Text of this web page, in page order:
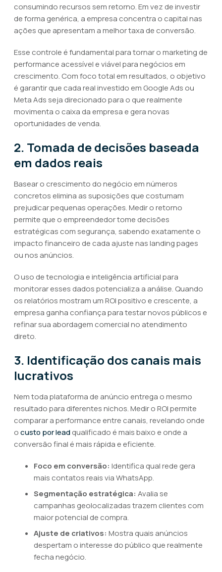
consumindo recursos sem retorno. Em vez de investir
de forma genérica, a empresa concentra o capital nas
ações que apresentam a melhor taxa de conversão.
Esse controle é fundamental para tornar o marketing de
performance acessível e viável para negócios em
crescimento. Com foco total em resultados, o objetivo
é garantir que cada real investido em Google Ads ou
Meta Ads seja direcionado para o que realmente
movimenta o caixa da empresa e gera novas
oportunidades de venda.
2. Tomada de decisões baseada
em dados reais
Basear o crescimento do negócio em números
concretos elimina as suposições que costumam
prejudicar pequenas operações. Medir o retorno
permite que o empreendedor tome decisões
estratégicas com segurança, sabendo exatamente o
impacto financeiro de cada ajuste nas landing pages
ou nos anúncios.
O uso de tecnologia e inteligência artificial para
monitorar esses dados potencializa a análise. Quando
os relatórios mostram um ROI positivo e crescente, a
empresa ganha confiança para testar novos públicos e
refinar sua abordagem comercial no atendimento
direto.
3. Identificação dos canais mais
lucrativos
Nem toda plataforma de anúncio entrega o mesmo
resultado para diferentes nichos. Medir o ROI permite
comparar a performance entre canais, revelando onde
ocusto por leadqualificado é mais baixo e onde a
conversão final é mais rápida e eficiente.
Foco em conversão: Identifica qual rede gera
mais contatos reais via WhatsApp.
Segmentação estratégica: Avalia se
campanhas geolocalizadas trazem clientes com
maior potencial de compra.
Ajuste de criativos: Mostra quais anúncios
despertam o interesse do público que realmente
fecha negócio.